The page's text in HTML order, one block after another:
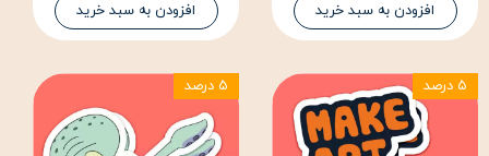
افزودن به سبد خرید افزودن به سبد خرید
۵ درصد ۵ درصد